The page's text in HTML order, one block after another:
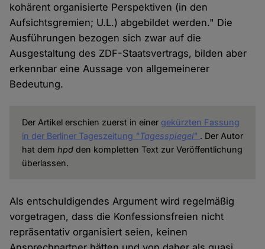
kohärent organisierte Perspektiven (in den
Aufsichtsgremien; U.L.) abgebildet werden." Die
Ausführungen bezogen sich zwar auf die
Ausgestaltung des ZDF-Staatsvertrags, bilden aber
erkennbar eine Aussage von allgemeinerer
Bedeutung.
Der Artikel erschien zuerst in einer gekürzten Fassung
in der Berliner Tageszeitung "Tagesspiegel" . Der Autor
hat dem hpdden kompletten Text zur Veröffentlichung
überlassen.
Als entschuldigendes Argument wird regelmäßig
vorgetragen, dass die Konfessionsfreien nicht
repräsentativ organisiert seien, keinen